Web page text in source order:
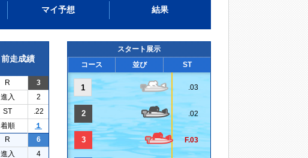
マイ予想 結果
前走成績
R
3
進入
2
ST
.22
着順
１
R
6
進入
4
スタート展示
コース
並び ST
1 .03
2 .02
3 F.03